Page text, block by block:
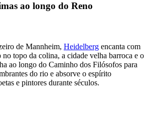
ao longo do Reno
de Mannheim, Heidelberg encanta com
no topo da colina, a cidade velha barroca e o
ao longo do Caminho dos Filósofos para
do rio e absorve o espírito
e pintores durante séculos.